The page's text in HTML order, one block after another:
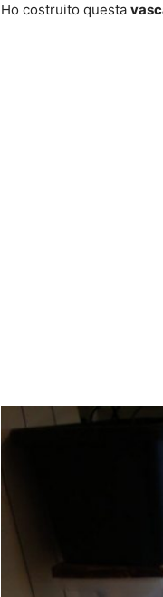
Ho costruito questa